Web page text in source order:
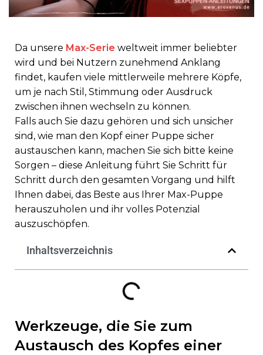
Da unsere Max-Serie weltweit immer beliebter
wird und bei Nutzern zunehmend Anklang
findet, kaufen viele mittlerweile mehrere Köpfe,
um je nach Stil, Stimmung oder Ausdruck
zwischen ihnen wechseln zu können.
Falls auch Sie dazu gehören und sich unsicher
sind, wie man den Kopf einer Puppe sicher
austauschen kann, machen Sie sich bitte keine
Sorgen – diese Anleitung führt Sie Schritt für
Schritt durch den gesamten Vorgang und hilft
Ihnen dabei, das Beste aus Ihrer Max-Puppe
herauszuholen und ihr volles Potenzial
auszuschöpfen.
Inhaltsverzeichnis
Werkzeuge, die Sie zum
Austausch des Kopfes einer